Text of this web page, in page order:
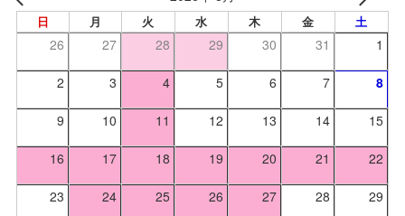
日 月 火 水 木 金 土
26 27 28 29 30 31 1
2 3 4 5 6 7 8
9 10 11 12 13 14 15
16 17 18 19 20 21 22
23 24 25 26 27 28 29